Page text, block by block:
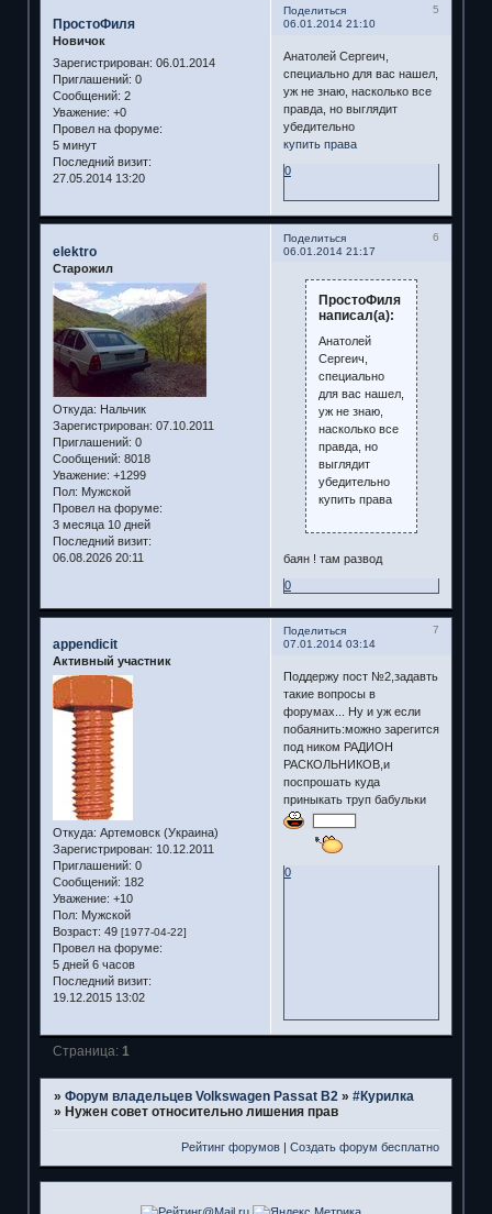
Поделиться
5
06.01.2014 21:10
ПростоФиля
Новичок
Зарегистрирован: 06.01.2014
Приглашений: 0
Сообщений: 2
Уважение: +0
Провел на форуме:
5 минут
Последний визит:
27.05.2014 13:20
Анатолей Сергеич,
специально для вас нашел,
уж не знаю, насколько все
правда, но выглядит
убедительно
купить права
0
Поделиться
6
06.01.2014 21:17
elektro
Старожил
Откуда: Нальчик
Зарегистрирован: 07.10.2011
Приглашений: 0
Сообщений: 8018
Уважение: +1299
Пол: Мужской
Провел на форуме:
3 месяца 10 дней
Последний визит:
06.08.2026 20:11
ПростоФиля
написал(а):
Анатолей
Сергеич,
специально
для вас нашел,
уж не знаю,
насколько все
правда, но
выглядит
убедительно
купить права
баян ! там развод
0
Поделиться
7
07.01.2014 03:14
appendicit
Активный участник
Откуда: Артемовск (Украина)
Зарегистрирован: 10.12.2011
Приглашений: 0
Сообщений: 182
Уважение: +10
Пол: Мужской
Возраст: 49 [1977-04-22]
Провел на форуме:
5 дней 6 часов
Последний визит:
19.12.2015 13:02
Поддержу пост №2,задавть
такие вопросы в
форумах... Ну и уж если
побаянить:можно зарегится
под ником РАДИОН
РАСКОЛЬНИКОВ,и
поспрошать куда
приныкать труп бабульки
0
Страница: 1
» Форум владельцев Volkswagen Passat B2 » #Курилка
» Нужен совет относительно лишения прав
Рейтинг форумов |Создать форум бесплатно